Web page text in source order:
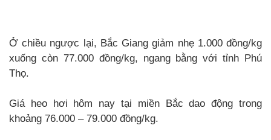
Ở chiều ngược lại, Bắc Giang giảm nhẹ 1.000 đồng/kg
xuống còn 77.000 đồng/kg, ngang bằng với tỉnh Phú
Thọ.
Giá heo hơi hôm nay tại miền Bắc dao động trong
khoảng 76.000 – 79.000 đồng/kg.